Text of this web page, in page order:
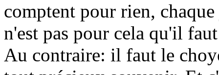
comptent pour rien,
n'est pas pour cela qu'il
Au contraire: il faut le